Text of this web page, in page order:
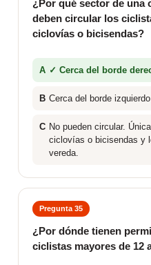
¿Por qué sector de una
deben circular los
ciclovías o bicisendas?
A ✓ Cerca del borde
B Cerca del borde
C No pueden circular.
ciclovías o bicisendas y
vereda.
Pregunta 35
¿Por dónde tienen
ciclistas mayores de 12